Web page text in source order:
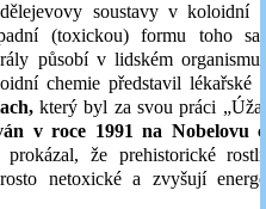
soustavy v koloidní
(toxickou) formu toho
působí v lidském organismu
chemie představil lékařské
který byl za svou práci
v roce 1991 na Nobelovu
že prehistorické
netoxické a zvyšují